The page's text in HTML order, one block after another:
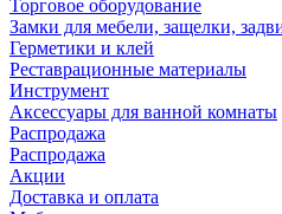
Торговое оборудование
Замки для мебели, защелки,
Герметики и клей
Реставрационные материалы
Инструмент
Аксессуары для ванной комнаты
Распродажа
Распродажа
Акции
Доставка и оплата